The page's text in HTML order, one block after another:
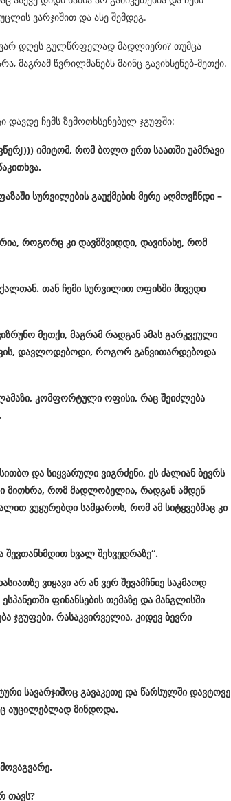
ვარჯიშით და ასე შემდეგ.
დღეს გულწრფელად მადლიერი? თუმცა
წვრილმანებს მაინც გავიხსენებ-მეთქი.
ჩემს ზემოთხსენებულ ჯგუფში:
J))) იმიტომ, რომ ბოლო ერთ საათში უამრავი
.
სურვილების გაუქმების მერე აღმოვჩნდი –
, როგორც კი დავმშვიდდი, დავინახე, რომ
ქალთან. თან ჩემი სურვილით ოფისში მივედი
მეთქი, მაგრამ რადგან ამას გარკვეული
, დავლოდებოდი, როგორ განვითარდებოდა
, კომფორტული ოფისი, რაც შეიძლება
სითბო და სიყვარული ვიგრძენი, ეს ძალიან ბევრს
მითხრა, რომ მადლობელია, რადგან ამდენ
ვუყურებდი სამყაროს, რომ ამ სიტყვებმაც კი
შევთანხმდით ხვალ შეხვედრაზე“.
ვიყავი არ ან ვერ შევამჩნიე საკმაოდ
ესპანეთში ფინანსების თემაზე და მანგლისში
ჯგუფები. რასაკვირველია, კიდევ ბევრი
სავარჯიშოც გავაკეთე და წარსულში დავტოვე
აუცილებლად მინდოდა.
მოვაგვარე.
თავს?